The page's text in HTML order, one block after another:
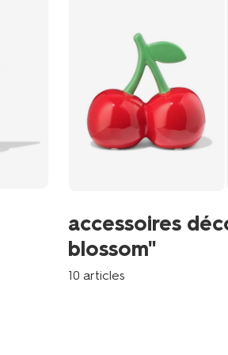
accessoires
blossom"
10 articles